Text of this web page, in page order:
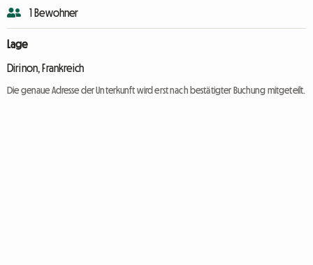
1 Bewohner
Lage
Dirinon, Frankreich
Die genaue Adresse der Unterkunft wird erst nach bestätigter Buchung mitgeteilt.